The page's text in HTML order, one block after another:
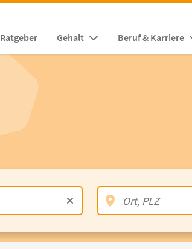
Ratgeber Gehalt Beruf & Karriere